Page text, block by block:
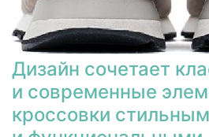
Дизайн сочетает
и современные
кроссовки